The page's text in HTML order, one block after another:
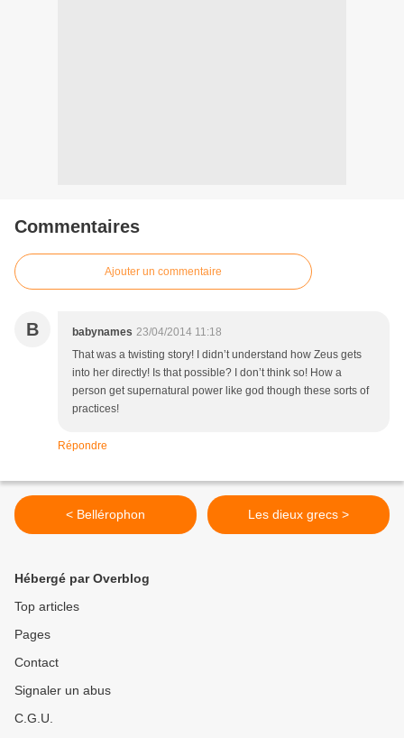
Commentaires
Ajouter un commentaire
B babynames 23/04/2014 11:18
That was a twisting story! I didn’t understand how Zeus gets
into her directly! Is that possible? I don’t think so! How a
person get supernatural power like god though these sorts of
practices!
Répondre
< Bellérophon Les dieux grecs >
Hébergé par Overblog
Top articles
Pages
Contact
Signaler un abus
C.G.U.